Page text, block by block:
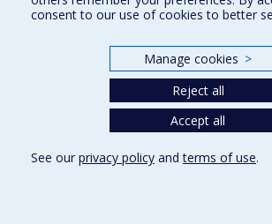
Accessibility
Our Departments and Schools
Programs and Courses in our Faculty
consent to our use of cookies to better
Manage cookies >
Reject all
Accept all
See our privacy policy andterms of use.